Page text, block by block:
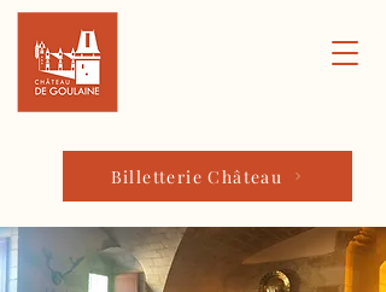
Billetterie Château